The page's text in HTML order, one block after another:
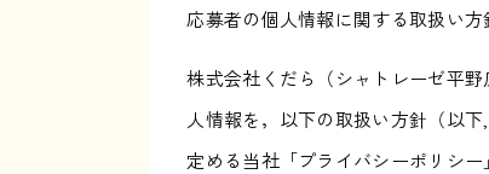
応募者の個人情報に関する取扱い方
株式会社くだら（シャトレーゼ平
人情報を，以下の取扱い方針（以
定める当社「プライバシーポリシ